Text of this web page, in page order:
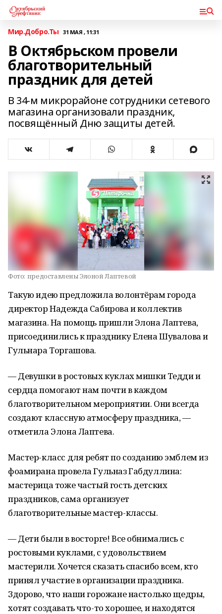
Мир.Добро.Ты 31 МАЯ , 11:31
В Октябрьском провели
благотворительный
праздник для детей
В 34-м микрорайоне сотрудники сетевого
магазина организовали праздник,
посвящённый Дню защиты детей.
Фото: предоставлены Элоной Лаптевой
Такую идею предложила волонтёрам города
директор Надежда Сабирова и коллектив
магазина. На помощь пришли Элона Лаптева,
присоединились к празднику Елена Шувалова и
Гульнара Торгашова.
— Девушки в ростовых куклах мишки Тедди и
сердца помогают нам почти в каждом
благотворительном мероприятии. Они всегда
создают классную атмосферу праздника, —
отметила Элона Лаптева.
Мастер-класс для ребят по созданию эмблем из
фоамирана провела Гульназ Габдуллина:
мастерица тоже частый гость детских
праздников, сама организует
благотворительные мастер-классы.
— Дети были в восторге! Все обнимались с
ростовыми куклами, с удовольствием
мастерили. Хочется сказать спасибо всем, кто
принял участие в организации праздника.
Здорово, что наши горожане настолько щедры,
хотят создавать что-то хорошее, и находятся